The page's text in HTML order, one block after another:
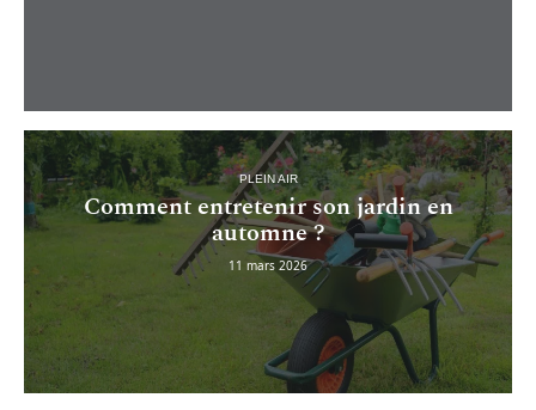
PLEIN AIR
Comment entretenir son jardin en
automne ?
11 mars 2026